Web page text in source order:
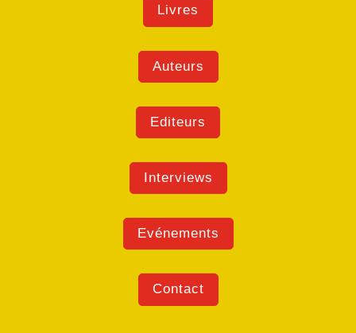
Livres
Auteurs
Editeurs
Interviews
Evénements
Contact